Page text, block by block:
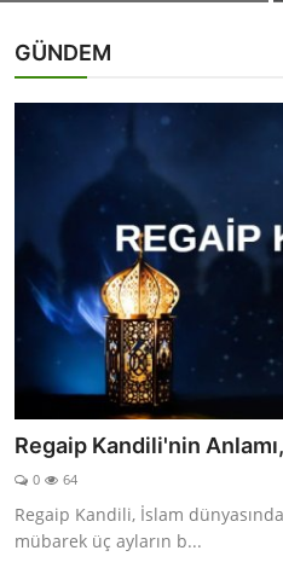
GÜNDEM
Regaip Kandili'nin
0 64
Regaip Kandili, İslam
mübarek üç ayların b...